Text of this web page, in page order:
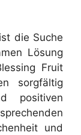
die Suche
Lösung
Fruit
sorgfältig
positiven
und